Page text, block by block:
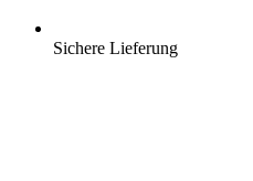
Sichere Lieferung